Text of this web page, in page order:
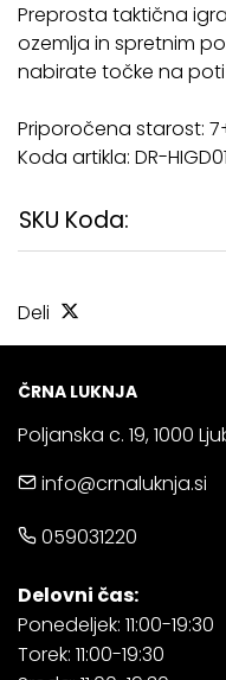
Preprosta taktična
ozemlja in spretnim
nabirate točke na
Priporočena starost:
Koda artikla: DR-
SKU Koda:
Deli
ČRNA LUKNJA
Poljanska c. 19, 1000
info@crnaluknja.si
059031220
Delovni čas:
Ponedeljek: 11:00-19:30
Torek: 11:00-19:30